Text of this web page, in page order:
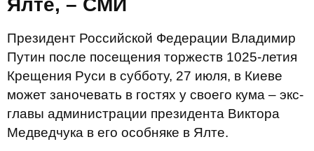
Ялте, – СМИ
Президент Российской Федерации Владимир
Путин после посещения торжеств 1025-летия
Крещения Руси в субботу, 27 июля, в Киеве
может заночевать в гостях у своего кума – экс-
главы администрации президента Виктора
Медведчука в его особняке в Ялте.